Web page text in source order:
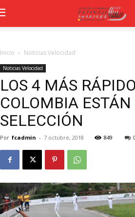
Inicio Noticias Velocidad
Noticias Velocidad
LOS 4 MÁS
COLOMBIA
SELECCIÓN
Por fcadmin - 7 octubre, 2018 849 0